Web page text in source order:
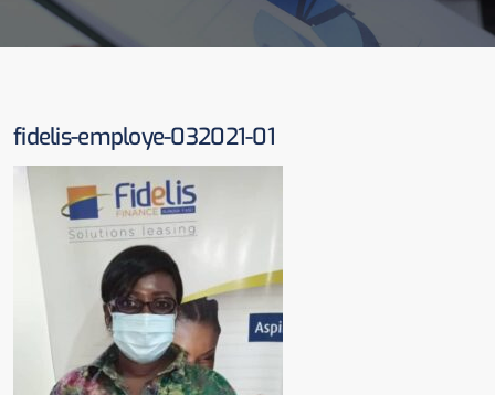
fidelis-employe-032021-01